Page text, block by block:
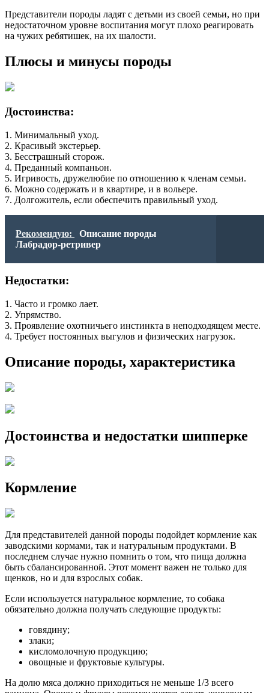
Представители породы ладят с детьми из своей семьи, но при
недостаточном уровне воспитания могут плохо реагировать
на чужих ребятишек, на их шалости.
Плюсы и минусы породы
Достоинства:
1. Минимальный уход.
2. Красивый экстерьер.
3. Бесстрашный сторож.
4. Преданный компаньон.
5. Игривость, дружелюбие по отношению к членам семьи.
6. Можно содержать и в квартире, и в вольере.
7. Долгожитель, если обеспечить правильный уход.
Рекомендую:
Описание породы
Лабрадор-ретривер
Недостатки:
1. Часто и громко лает.
2. Упрямство.
3. Проявление охотничьего инстинкта в неподходящем месте.
4. Требует постоянных выгулов и физических нагрузок.
Описание породы, характеристика
Достоинства и недостатки шипперке
Кормление
Для представителей данной породы подойдет кормление как
заводскими кормами, так и натуральным продуктами. В
последнем случае нужно помнить о том, что пища должна
быть сбалансированной. Этот момент важен не только для
щенков, но и для взрослых собак.
Если используется натуральное кормление, то собака
обязательно должна получать следующие продукты:
говядину;
злаки;
кисломолочную продукцию;
овощные и фруктовые культуры.
На долю мяса должно приходиться не меньше 1/3 всего